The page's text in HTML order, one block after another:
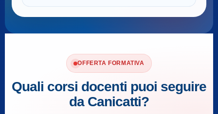
OFFERTA FORMATIVA
Quali corsi docenti puoi seguire
da Canicatti?